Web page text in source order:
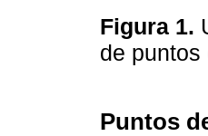
Figura 1.
de puntos
Puntos